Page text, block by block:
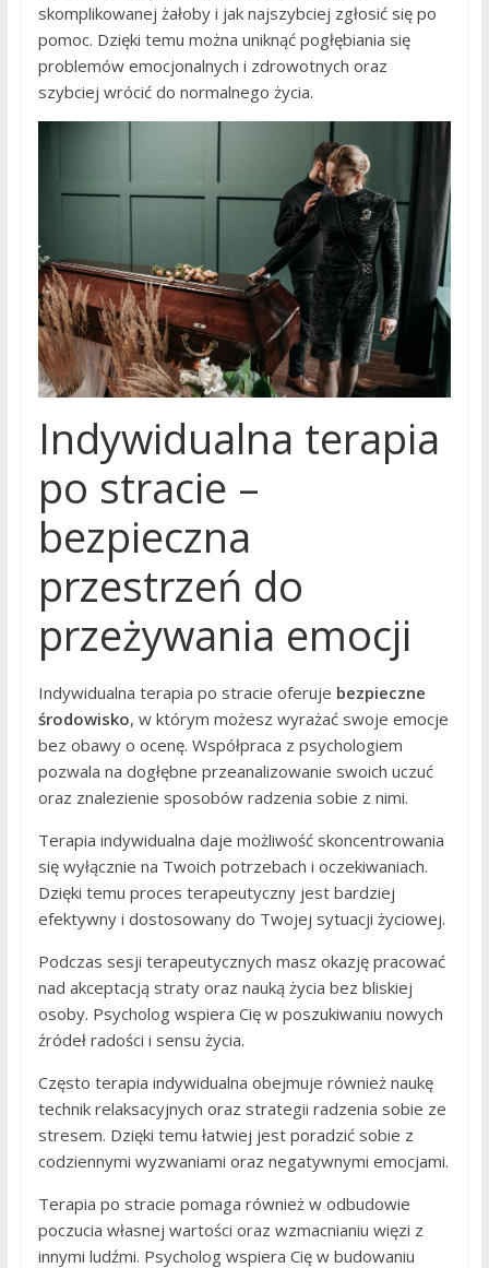
skomplikowanej żałoby i jak najszybciej zgłosić się po
pomoc. Dzięki temu można uniknąć pogłębiania się
problemów emocjonalnych i zdrowotnych oraz
szybciej wrócić do normalnego życia.
Indywidualna terapia
po stracie –
bezpieczna
przestrzeń do
przeżywania emocji
Indywidualna terapia po stracie oferuje bezpieczne
środowisko, w którym możesz wyrażać swoje emocje
bez obawy o ocenę. Współpraca z psychologiem
pozwala na dogłębne przeanalizowanie swoich uczuć
oraz znalezienie sposobów radzenia sobie z nimi.
Terapia indywidualna daje możliwość skoncentrowania
się wyłącznie na Twoich potrzebach i oczekiwaniach.
Dzięki temu proces terapeutyczny jest bardziej
efektywny i dostosowany do Twojej sytuacji życiowej.
Podczas sesji terapeutycznych masz okazję pracować
nad akceptacją straty oraz nauką życia bez bliskiej
osoby. Psycholog wspiera Cię w poszukiwaniu nowych
źródeł radości i sensu życia.
Często terapia indywidualna obejmuje również naukę
technik relaksacyjnych oraz strategii radzenia sobie ze
stresem. Dzięki temu łatwiej jest poradzić sobie z
codziennymi wyzwaniami oraz negatywnymi emocjami.
Terapia po stracie pomaga również w odbudowie
poczucia własnej wartości oraz wzmacnianiu więzi z
innymi ludźmi. Psycholog wspiera Cię w budowaniu